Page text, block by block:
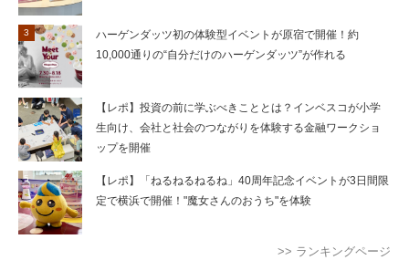
ハーゲンダッツ初の体験型イベントが原宿で開催！約
10,000通りの“自分だけのハーゲンダッツ”が作れる
【レポ】投資の前に学ぶべきこととは？インベスコが小学
生向け、会社と社会のつながりを体験する金融ワークショ
ップを開催
【レポ】「ねるねるねるね」40周年記念イベントが3日間限
定で横浜で開催！"魔女さんのおうち"を体験
>> ランキングページ